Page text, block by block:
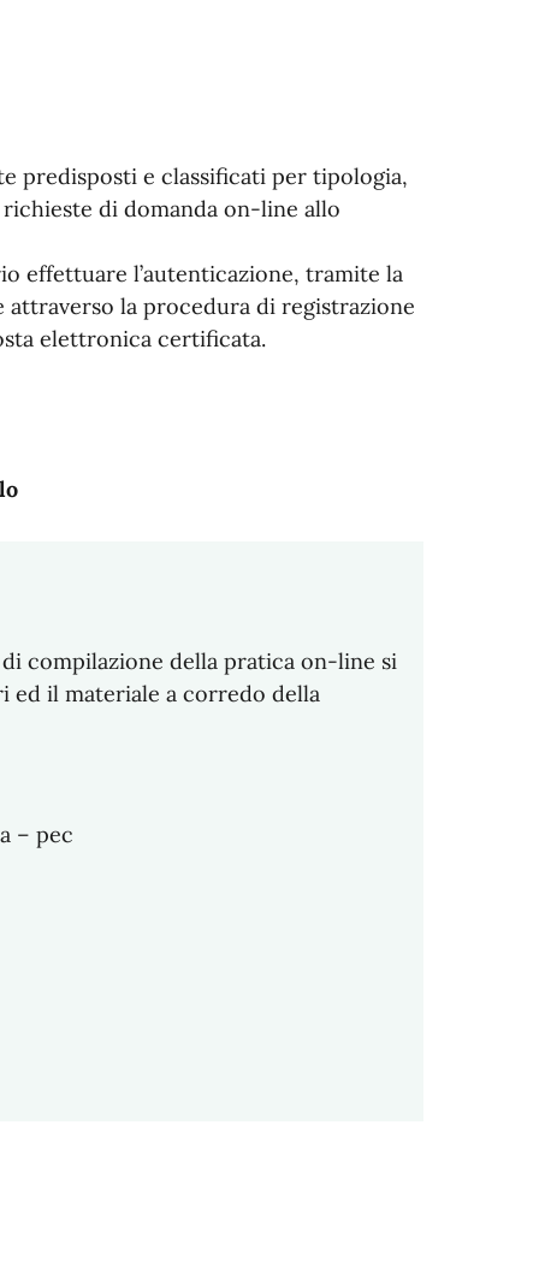
predisposti e classificati per tipologia,
di domanda on-line allo
effettuare l’autenticazione, tramite la
la procedura di registrazione
elettronica certificata.
compilazione della pratica on-line si
ed il materiale a corredo della
– pec